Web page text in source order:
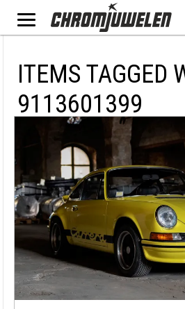
ITEMS TAGGED
9113601399